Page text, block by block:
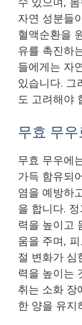
자연 성분들
혈액순환을
유를 촉진하
들에게는 자
있습니다. 그
도 고려해야
무효 무
무효 무우에
가득 함유되
염을 예방하
을 합니다.
력을 높이고
움을 주며,
절 변화가 심
력을 높이는
취는 소화 장
한 양을 유지